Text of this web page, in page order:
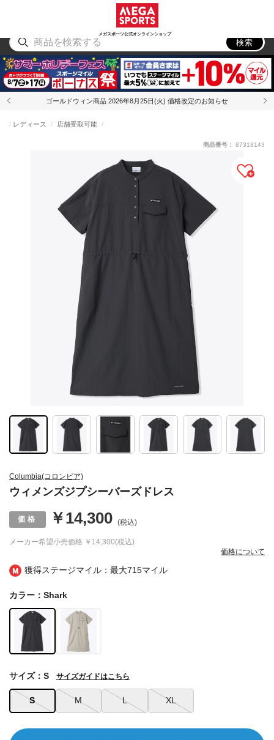
メガスポーツ公式オンラインショップ
アウトドア
検索
ゴールドウィン商品 2026年8月25日(火) 価格改定のお知らせ
獲得ステージマイル：最大715マイル
Columbia(コロンビア)
ウィメンズジプシーバーズドレス
レディース 店舗受取可能
メーカー希望小売価格 ￥14,300(税込)
￥14,300 (税込)
価格について
商品番号： 87318143
カラー：Shark
S M L XL
サイズ：S サイズガイドはこちら